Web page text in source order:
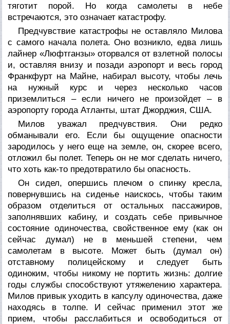
тяготит порой. Но когда самолеты в небе
встречаются, это означает катастрофу.
Предчувствие катастрофы не оставляло Милова
с самого начала полета. Оно возникло, едва лишь
лайнер «Люфтганзы» оторвался от взлетной полосы
и, оставляя внизу и позади аэропорт и весь город
Франкфурт на Майне, набирал высоту, чтобы лечь
на нужный курс и через несколько часов
приземлиться – если ничего не произойдет – в
аэропорту города Атланты, штат Джорджия, США.
Милов уважал предчувствия. Они редко
обманывали его. Если бы ощущение опасности
зародилось у него еще на земле, он, скорее всего,
отложил бы полет. Теперь он не мог сделать ничего,
что хоть как-то предотвратило бы опасность.
Он сидел, опершись плечом о спинку кресла,
повернувшись на сиденье наискось, чтобы таким
образом отделиться от остальных пассажиров,
заполнявших кабину, и создать себе привычное
состояние одиночества, свойственное ему (как он
сейчас думал) не в меньшей степени, чем
самолетам в высоте. Может быть (думал он)
отставному полицейскому и следует быть
одиноким, чтобы никому не портить жизнь: долгие
годы службы способствуют утяжелению характера.
Милов привык уходить в капсулу одиночества, даже
находясь в толпе. И сейчас применил этот же
прием, чтобы расслабиться и освободиться от